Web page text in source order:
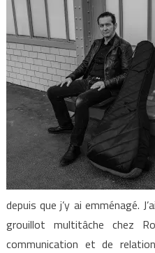
depuis que j’y ai emménagé.
grouillot multitâche chez
communication et de